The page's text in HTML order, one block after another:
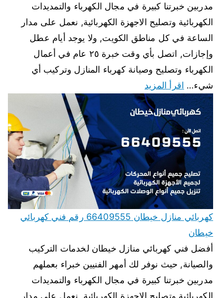
مدربين خبرتنا كبيرة في مجال الكهرباء والتمديدات
الكهربائية وتصليح الاجهزة الكهربائية, نعمل على مدار
الساعة في كل مناطق الكويت, ولا يوجد أيام عطل
وإجازات, اتصل بأي وقت خبرة ٢٥ عام في أعمال
الكهرباء وتصليح وصيانة كهرباء المنازل وتركيب أي
شيء… اقرأ المزيد
كهربائي منازل خيطان 66409555 رقم فني كهربائي
خيطان
أفضل فني كهربائي منازل خيطان لخدمات التركيب
والصيانة, حيث نوفر لك أمهر الفنيين خبراء بعملهم
مدربين خبرتنا كبيرة في مجال الكهرباء والتمديدات
الكهربائية وتصليح الاجهزة الكهربائية, نعمل على مدار